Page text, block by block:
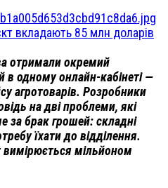
вкладають 85 млн доларів
отримали окремий
в одному онлайн-кабінеті —
агротоварів. Розробники
на дві проблеми, які
за брак грошей: складні
їхати до відділення.
вимірюється мільйоном